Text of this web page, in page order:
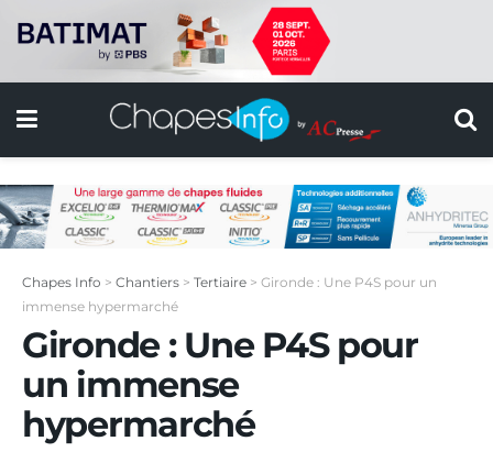
Chapes Info > Chantiers > Tertiaire > Gironde : Une P4S pour un
immense hypermarché
Gironde : Une P4S pour
un immense
hypermarché